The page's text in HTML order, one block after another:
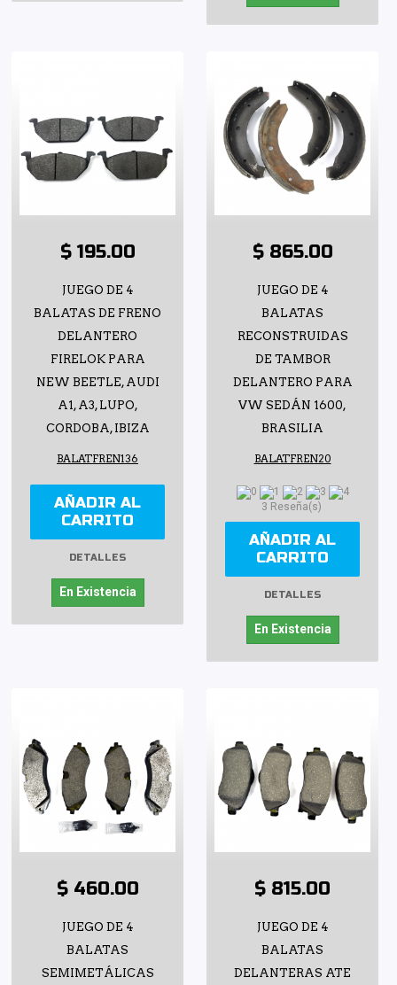
$ 195.00
JUEGO DE 4
BALATAS DE FRENO
DELANTERO
FIRELOK PARA
NEW BEETLE, AUDI
A1, A3, LUPO,
CORDOBA, IBIZA
BALATFREN136
AÑADIR AL
CARRITO
DETALLES
En Existencia
$ 865.00
JUEGO DE 4
BALATAS
RECONSTRUIDAS
DE TAMBOR
DELANTERO PARA
VW SEDÁN 1600,
BRASILIA
BALATFREN20
3 Reseña(s)
AÑADIR AL
CARRITO
DETALLES
En Existencia
$ 460.00
JUEGO DE 4
BALATAS
SEMIMETÁLICAS
$ 815.00
JUEGO DE 4
BALATAS
DELANTERAS ATE